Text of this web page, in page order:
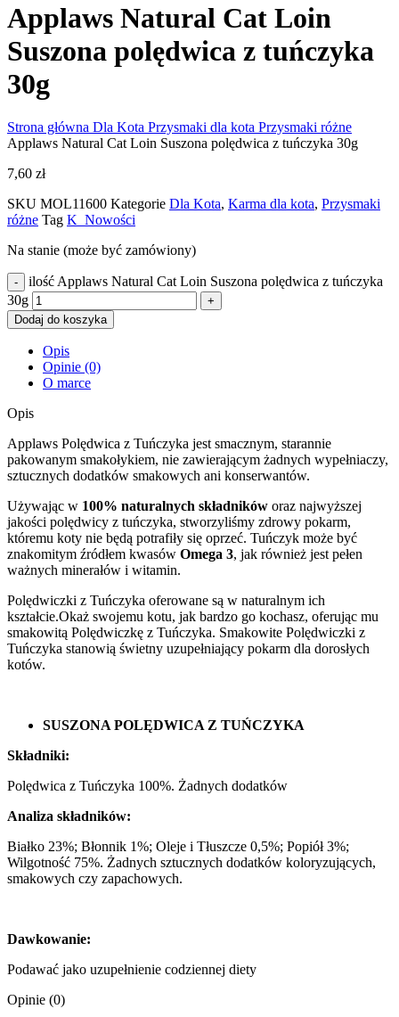
Applaws Natural Cat Loin
Suszona polędwica z tuńczyka
30g
Strona główna Dla Kota Przysmaki dla kota Przysmaki różne
Applaws Natural Cat Loin Suszona polędwica z tuńczyka 30g
7,60 zł
SKU MOL11600 Kategorie Dla Kota, Karma dla kota, Przysmaki
różne Tag K_Nowości
Na stanie (może być zamówiony)
ilość Applaws Natural Cat Loin Suszona polędwica z tuńczyka
30g
Dodaj do koszyka
Opis
Opinie (0)
O marce
Opis
Applaws Polędwica z Tuńczyka jest smacznym, starannie
pakowanym smakołykiem, nie zawierającym żadnych wypełniaczy,
sztucznych dodatków smakowych ani konserwantów.
Używając w 100% naturalnych składników oraz najwyższej
jakości polędwicy z tuńczyka, stworzyliśmy zdrowy pokarm,
któremu koty nie będą potrafiły się oprzeć. Tuńczyk może być
znakomitym źródłem kwasów Omega 3, jak również jest pełen
ważnych minerałów i witamin.
Polędwiczki z Tuńczyka oferowane są w naturalnym ich
kształcie.Okaż swojemu kotu, jak bardzo go kochasz, oferując mu
smakowitą Polędwiczkę z Tuńczyka. Smakowite Polędwiczki z
Tuńczyka stanowią świetny uzupełniający pokarm dla dorosłych
kotów.
SUSZONA POLĘDWICA Z TUŃCZYKA
Składniki:
Polędwica z Tuńczyka 100%. Żadnych dodatków
Analiza składników:
Białko 23%; Błonnik 1%; Oleje i Tłuszcze 0,5%; Popiół 3%;
Wilgotność 75%. Żadnych sztucznych dodatków koloryzujących,
smakowych czy zapachowych.
Dawkowanie:
Podawać jako uzupełnienie codziennej diety
Opinie (0)